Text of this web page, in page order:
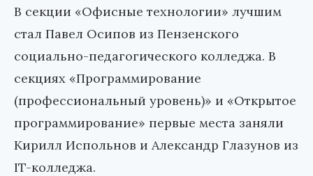
В секции «Офисные технологии» лучшим
стал Павел Осипов из Пензенского
социально-педагогического колледжа. В
секциях «Программирование
(профессиональный уровень)» и «Открытое
программирование» первые места заняли
Кирилл Испольнов и Александр Глазунов из
IT-колледжа.